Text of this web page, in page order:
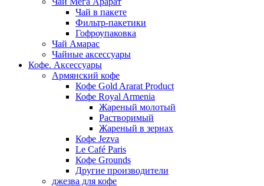
Чай в пакете
Фильтр-пакетики
Гофроупаковка
Чай Амарас
Чайные аксессуары
Кофе. Аксессуары
Армянский кофе
Кофе Gold Ararat Product
Кофе Royal Armenia
Жареный молотый
Растворимый
Жареный в зернах
Кофе Jezva
Le Café Paris
Кофе Grounds
Другие производители
джезва для кофе